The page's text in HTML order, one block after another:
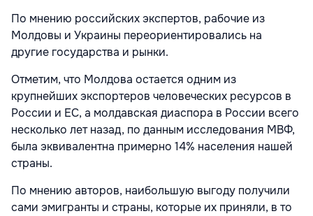
По мнению российских экспертов, рабочие из
Молдовы и Украины переориентировались на
другие государства и рынки.
Отметим, что Молдова остается одним из
крупнейших экспортеров человеческих ресурсов в
России и ЕС, а молдавская диаспора в России всего
несколько лет назад, по данным исследования МВФ,
была эквивалентна примерно 14% населения нашей
страны.
По мнению авторов, наибольшую выгоду получили
сами эмигранты и страны, которые их приняли, в то